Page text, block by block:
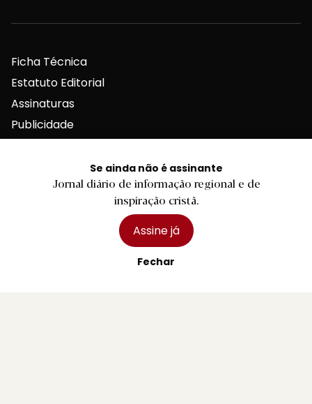
Se ainda não é assinante
Jornal diário de informação regional e de
inspiração cristã.
Assine já
Fechar
Ficha Técnica
Estatuto Editorial
Assinaturas
Publicidade